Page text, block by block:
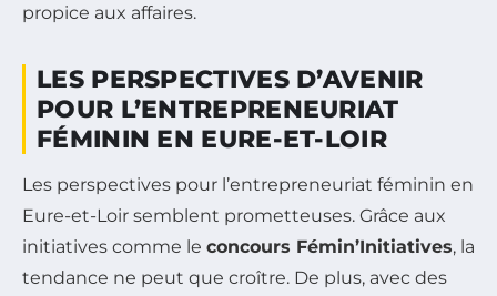
propice aux affaires.
LES PERSPECTIVES D’AVENIR
POUR L’ENTREPRENEURIAT
FÉMININ EN EURE-ET-LOIR
Les perspectives pour l’entrepreneuriat féminin en
Eure-et-Loir semblent prometteuses. Grâce aux
initiatives comme le concours Fémin’Initiatives, la
tendance ne peut que croître. De plus, avec des